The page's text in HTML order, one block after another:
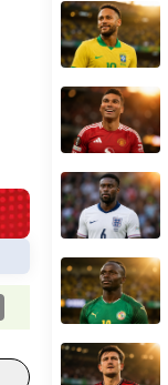
Bạt phủ xe ô tô
cao cấp, tráng
nhôm 03 lớp
392.000đ
325.000đ
Đã bán nhiều